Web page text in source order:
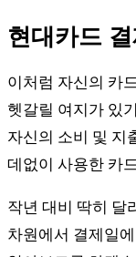
현대카드
이처럼 자신의 카
헷갈릴 여지가 있
자신의 소비 및 지
데없이 사용한 카
작년 대비 딱히 달
차원에서 결제일